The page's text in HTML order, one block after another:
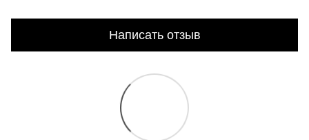
Написать отзыв